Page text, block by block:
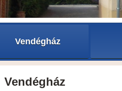
Vendégház
Vendégház